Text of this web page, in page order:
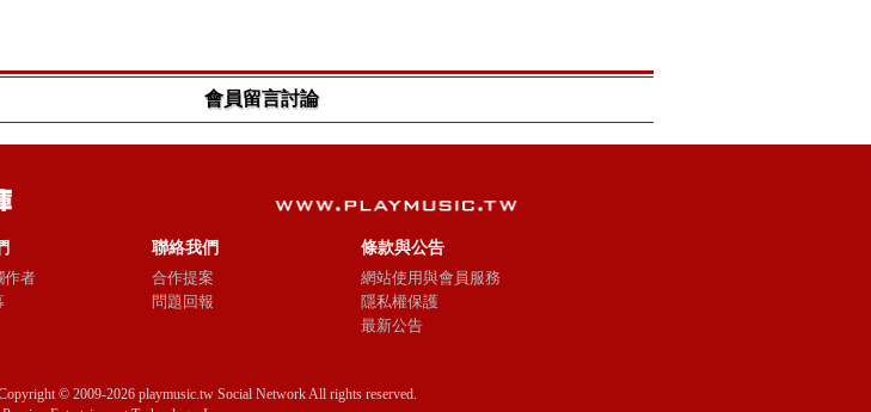
會員留言討論
作者
聯絡我們
合作提案
問題回報
條款與公告
網站使用與會員服務
隱私權保護
最新公告
© 2009-2026 playmusic.tw Social Network All rights reserved.